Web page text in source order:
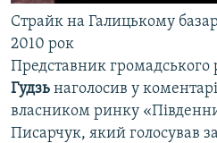
Cтрайк на Галицькому
2010 рок
Представник громадського
Гудзь наголосив у
власником ринку
Писарчук, який голосував